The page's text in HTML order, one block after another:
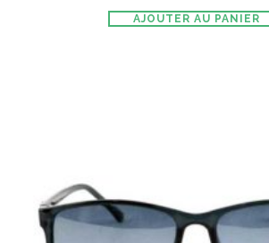
AJOUTER AU PANIER